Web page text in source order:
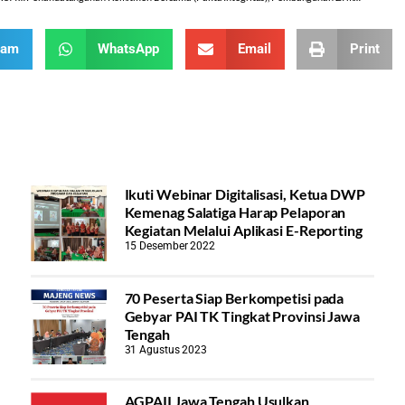
WhatsApp Email Print
Ikuti Webinar Digitalisasi, Ketua DWP
Kemenag Salatiga Harap Pelaporan
Kegiatan Melalui Aplikasi E-Reporting
15 Desember 2022
70 Peserta Siap Berkompetisi pada
Gebyar PAI TK Tingkat Provinsi Jawa
Tengah
31 Agustus 2023
AGPAII Jawa Tengah Usulkan